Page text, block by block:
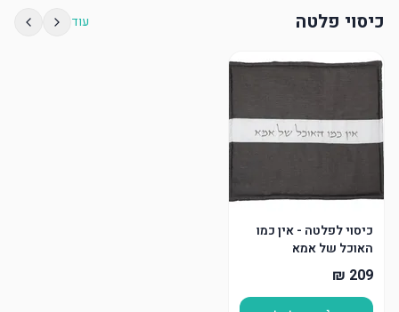
כיסוי פלטה עוד
כיסוי לפלטה - אין כמו
האוכל של אמא